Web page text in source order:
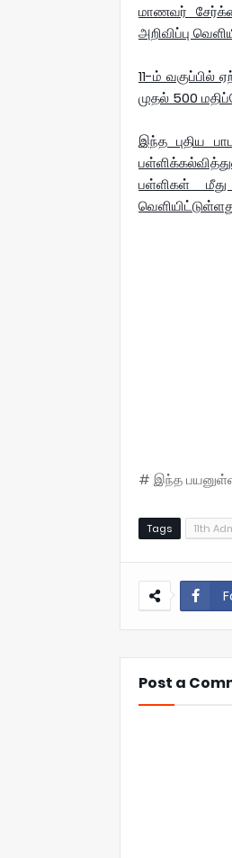
மாணவர்
அறிவிப்பு
11-ம் வகுப்பில்
முதல் 500
இந்த புதிய
பள்ளிகள் மீது
# இந்த
Tags 11th
Post a